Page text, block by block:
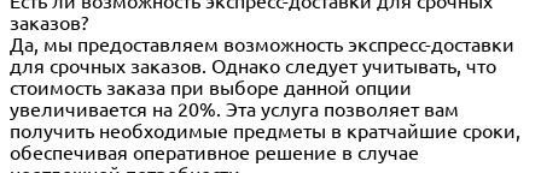
заказов?
Да, мы предоставляем возможность экспресс-доставки
для срочных заказов. Однако следует учитывать, что
стоимость заказа при выборе данной опции
увеличивается на 20%. Эта услуга позволяет вам
получить необходимые предметы в кратчайшие сроки,
обеспечивая оперативное решение в случае